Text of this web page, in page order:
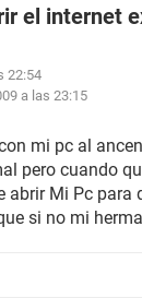
el internet
22:54
a las 23:15
mi pc al
pero cuando
abrir Mi Pc para
si no mi